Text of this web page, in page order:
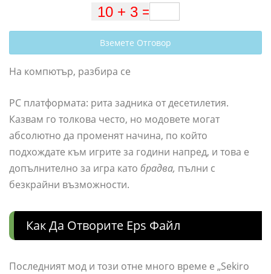
Вземете Отговор
На компютър, разбира се
PC платформата: рита задника от десетилетия.
Казвам го толкова често, но модовете могат
абсолютно да променят начина, по който
подхождате към игрите за години напред, и това е
допълнително за игра като брадва, пълни с
безкрайни възможности.
Как Да Отворите Eps Файл
Последният мод и този отне много време е „Sekiro